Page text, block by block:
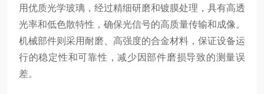
用优质光学玻璃，经过精细研磨和镀膜处理，具有高透
光率和低色散特性，确保光信号的高质量传输和成像。
机械部件则采用耐磨、高强度的合金材料，保证设备运
行的稳定性和可靠性，减少因部件磨损导致的测量误
差。